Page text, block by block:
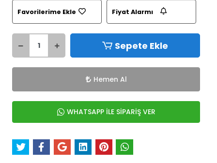
Favorilerime Ekle Fiyat Alarmı
Sepete Ekle
Hemen Al
WHATSAPP İLE SİPARİŞ VER